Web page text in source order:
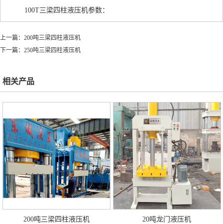
100T三梁四柱液压机参数：
上一篇： 200吨三梁四柱液压机
下一篇： 250吨三梁四柱液压机
相关产品
200吨三梁四柱液压机 20吨龙门液压机